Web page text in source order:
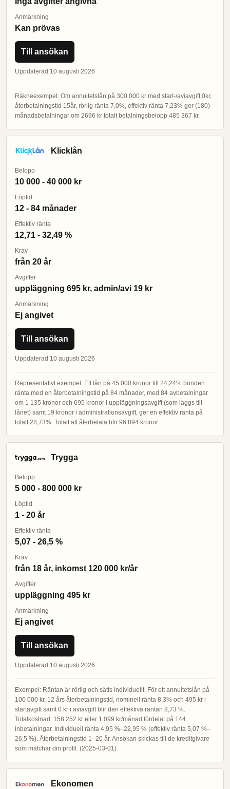
Anmärkning
Kan prövas
Till ansökan
Uppdaterad 10 augusti 2026
Räkneexempel: Om annuitetslån på 300 000 kr med start-/aviavgift 0kr,
återbetalningstid 15år, rörlig ränta 7,0%, effektiv ränta 7,23% ger (180)
månadsbetalningar om 2696 kr totalt betalningsbelopp 485 367 kr.
Klicklån
Belopp
10 000 - 40 000 kr
Löptid
12 - 84 månader
Effektiv ränta
12,71 - 32,49 %
Krav
från 20 år
Avgifter
uppläggning 695 kr, admin/avi 19 kr
Anmärkning
Ej angivet
Till ansökan
Uppdaterad 10 augusti 2026
Representativt exempel: Ett lån på 45 000 kronor till 24,24% bunden
ränta med en återbetalningstid på 84 månader, med 84 avbetalningar
om 1 135 kronor och 695 kronor i uppläggningsavgift (som läggs till
lånet) samt 19 kronor i administrationsavgift, ger en effektiv ränta på
totalt 28,73%. Totalt att återbetala blir 96 894 kronor.
Trygga
Belopp
5 000 - 800 000 kr
Löptid
1 - 20 år
Effektiv ränta
5,07 - 26,5 %
Krav
från 18 år, inkomst 120 000 kr/år
Avgifter
uppläggning 495 kr
Anmärkning
Ej angivet
Till ansökan
Uppdaterad 10 augusti 2026
Exempel: Räntan är rörlig och sätts individuellt. För ett annuitetslån på
100 000 kr, 12 års återbetalningstid, nominell ränta 8,3% och 495 kr i
startavgift samt 0 kr i aviavgift blir den effektiva räntan 8,73 %.
Totalkostnad: 158 252 kr eller 1 099 kr/månad fördelat på 144
inbetalningar. Individuell ränta 4,95 %–22,95 % (effektiv ränta 5,07 %–
26,5 %). Återbetalningstid 1–20 år. Ansökan skickas till de kreditgivare
som matchar din profil. (2025-03-01)
Ekonomen